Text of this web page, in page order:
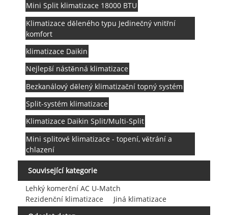
Mini Split klimatizace 18000 BTU
Klimatizace děleného typu Jedinečný vnitřní
komfort
klimatizace Daikin
Nejlepší nástěnná klimatizace
Bezkanálový dělený klimatizační topný systém
Split-systém klimatizace
Klimatizace Daikin Split/Multi-Split
Mini splitové klimatizace - topení, větrání a
chlazení
Související kategorie
Lehký komerční AC U-Match
Rezidenční klimatizace
Jiná klimatizace